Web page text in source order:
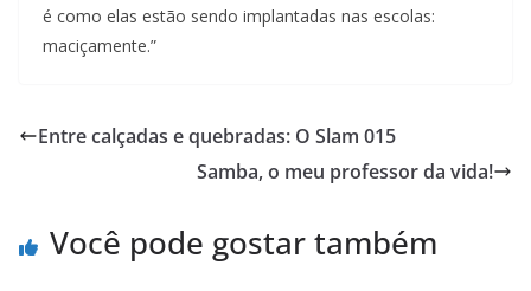
é como elas estão sendo implantadas nas escolas:
maciçamente.”
Entre calçadas e quebradas: O Slam 015
Samba, o meu professor da vida!
Você pode gostar também